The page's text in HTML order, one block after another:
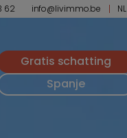
62 info@livimmo.be NL
Gratis schatting
Spanje